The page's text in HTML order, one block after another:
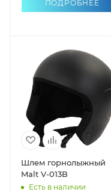
ПОДРОБНЕЕ
Шлем горнолыжный
Malt V-013B
Есть в наличии